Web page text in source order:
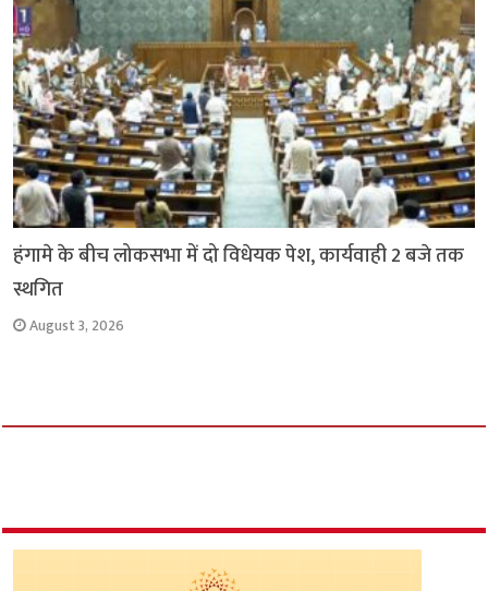
हंगामे के बीच लोकसभा में दो विधेयक पेश, कार्यवाही 2 बजे तक
स्थगित
August 3, 2026